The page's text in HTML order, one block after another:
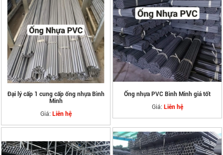
Đại lý cấp 1 cung cấp ống nhựa Bình
Minh
Giá: Liên hệ
Ống nhựa PVC Bình Minh giá tốt
Giá: Liên hệ